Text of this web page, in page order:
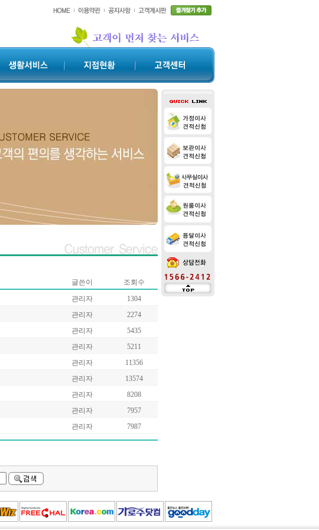
글쓴이
조회수
관리자
1304
관리자
2274
관리자
5435
관리자
5211
관리자
11356
관리자
13574
관리자
8208
관리자
7957
관리자 7987